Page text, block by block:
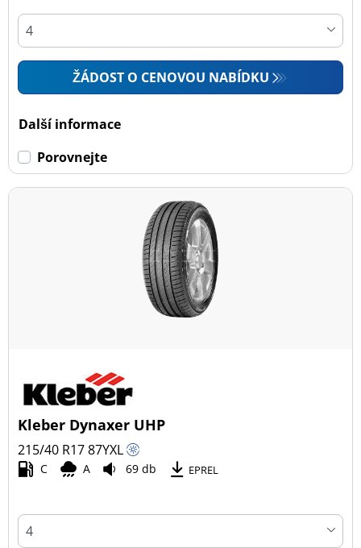
ŽÁDOST O CENOVOU NABÍDKU
Další informace
Porovnejte
Kleber Dynaxer UHP
215/40 R1787YXL
C A 69 db EPREL